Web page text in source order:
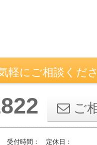
軽にご相談くだ
ご
受付時間： 定休日：